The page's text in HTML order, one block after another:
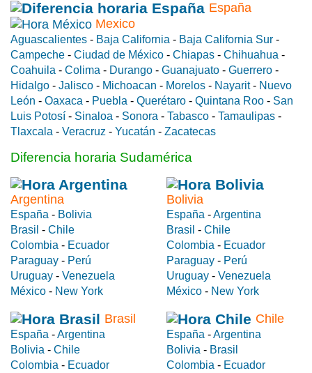
España
Mexico
Aguascalientes - Baja California - Baja California Sur -
Campeche - Ciudad de México - Chiapas - Chihuahua -
Coahuila - Colima - Durango - Guanajuato - Guerrero -
Hidalgo - Jalisco - Michoacan - Morelos - Nayarit- Nuevo
León - Oaxaca - Puebla - Querétaro - Quintana Roo - San
Luis Potosí - Sinaloa - Sonora - Tabasco - Tamaulipas -
Tlaxcala - Veracruz - Yucatán - Zacatecas
Diferencia horaria Sudamérica
Argentina
España - Bolivia
Brasil - Chile
Colombia - Ecuador
Paraguay - Perú
Uruguay - Venezuela
México - New York
Bolivia
España -Argentina
Brasil - Chile
Colombia - Ecuador
Paraguay - Perú
Uruguay - Venezuela
México - New York
Brasil
España -Argentina
Bolivia - Chile
Colombia - Ecuador
Chile
España -Argentina
Bolivia - Brasil
Colombia - Ecuador